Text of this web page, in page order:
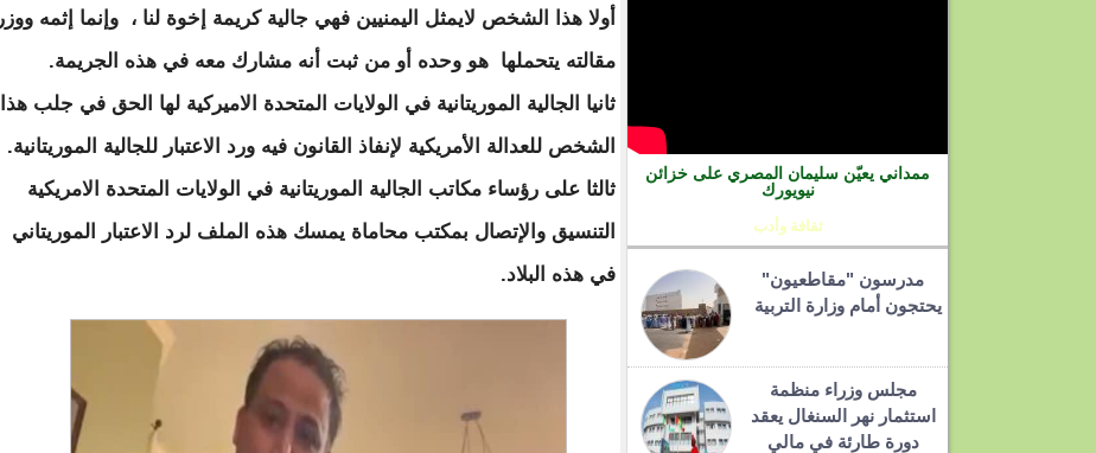
ممداني يعيّن سليمان المصري على خزائن
نيويورك
ثقافة وأدب
مدرسون "مقاطعيون"
يحتجون أمام وزارة التربية
مجلس وزراء منظمة
استثمار نهر السنغال يعقد
دورة طارئة في مالي
أولا هذا الشخص لايمثل اليمنيين فهي جالية كريمة إخوة لنا ، وإنما إثمه ووزر
مقالته يتحملها هو وحده أو من ثبت أنه مشارك معه في هذه الجريمة.
ثانيا الجالية الموريتانية في الولايات المتحدة الاميركية لها الحق في جلب هذا
الشخص للعدالة الأمريكية لإنفاذ القانون فيه ورد الاعتبار للجالية الموريتانية.
ثالثا على رؤساء مكاتب الجالية الموريتانية في الولايات المتحدة الامريكية
التنسيق والإتصال بمكتب محاماة يمسك هذه الملف لرد الاعتبار الموريتاني
في هذه البلاد.